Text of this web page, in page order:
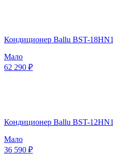
Кондиционер Ballu BST-18HN1
Мало
62 290 ₽
Кондиционер Ballu BST-12HN1
Мало
36 590 ₽